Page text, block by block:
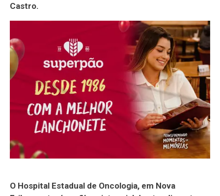
Castro.
O Hospital Estadual de Oncologia, em Nova